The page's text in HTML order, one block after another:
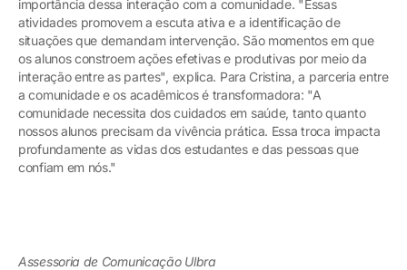
importância dessa interação com a comunidade. "Essas
atividades promovem a escuta ativa e a identificação de
situações que demandam intervenção. São momentos em que
os alunos constroem ações efetivas e produtivas por meio da
interação entre as partes", explica. Para Cristina, a parceria entre
a comunidade e os acadêmicos é transformadora: "A
comunidade necessita dos cuidados em saúde, tanto quanto
nossos alunos precisam da vivência prática. Essa troca impacta
profundamente as vidas dos estudantes e das pessoas que
confiam em nós."
Assessoria de Comunicação Ulbra